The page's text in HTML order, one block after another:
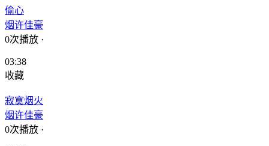
偷心
烟许佳豪
0次播放 ·
03:38
收藏
寂寞烟火
烟许佳豪
0次播放 ·